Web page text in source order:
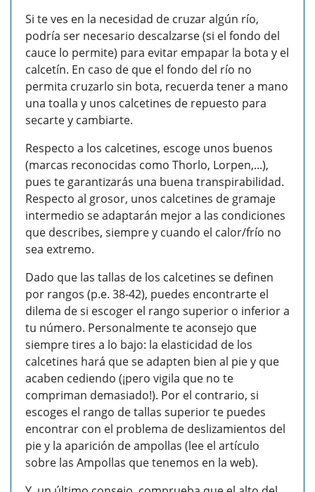
Si te ves en la necesidad de cruzar algún río,
podría ser necesario descalzarse (si el fondo del
cauce lo permite) para evitar empapar la bota y el
calcetín. En caso de que el fondo del río no
permita cruzarlo sin bota, recuerda tener a mano
una toalla y unos calcetines de repuesto para
secarte y cambiarte.
Respecto a los calcetines, escoge unos buenos
(marcas reconocidas como Thorlo, Lorpen,...),
pues te garantizarás una buena transpirabilidad.
Respecto al grosor, unos calcetines de gramaje
intermedio se adaptarán mejor a las condiciones
que describes, siempre y cuando el calor/frío no
sea extremo.
Dado que las tallas de los calcetines se definen
por rangos (p.e. 38-42), puedes encontrarte el
dilema de si escoger el rango superior o inferior a
tu número. Personalmente te aconsejo que
siempre tires a lo bajo: la elasticidad de los
calcetines hará que se adapten bien al pie y que
acaben cediendo (¡pero vigila que no te
compriman demasiado!). Por el contrario, si
escoges el rango de tallas superior te puedes
encontrar con el problema de deslizamientos del
pie y la aparición de ampollas (lee el artículo
sobre las Ampollas que tenemos en la web).